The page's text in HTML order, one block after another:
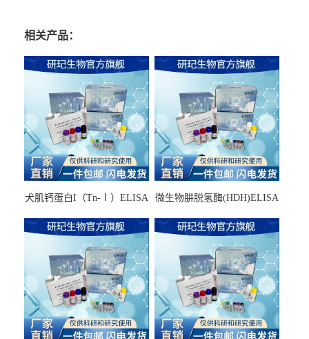
相关产品：
犬肌钙蛋白I（Tn-Ⅰ）ELISA
微生物肼脱氢酶(HDH)ELISA